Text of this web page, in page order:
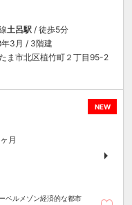
土呂駅 / 徒歩5分
3月 / 3階建
ま市北区植竹町２丁目95-2
NEW
月
ベルメゾン経済的な都市